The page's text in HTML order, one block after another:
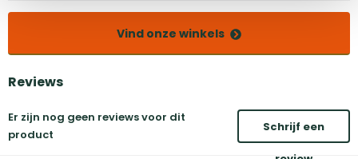
Vind onze winkels
Reviews
Er zijn nog geen reviews voor dit
product
Schrijf een